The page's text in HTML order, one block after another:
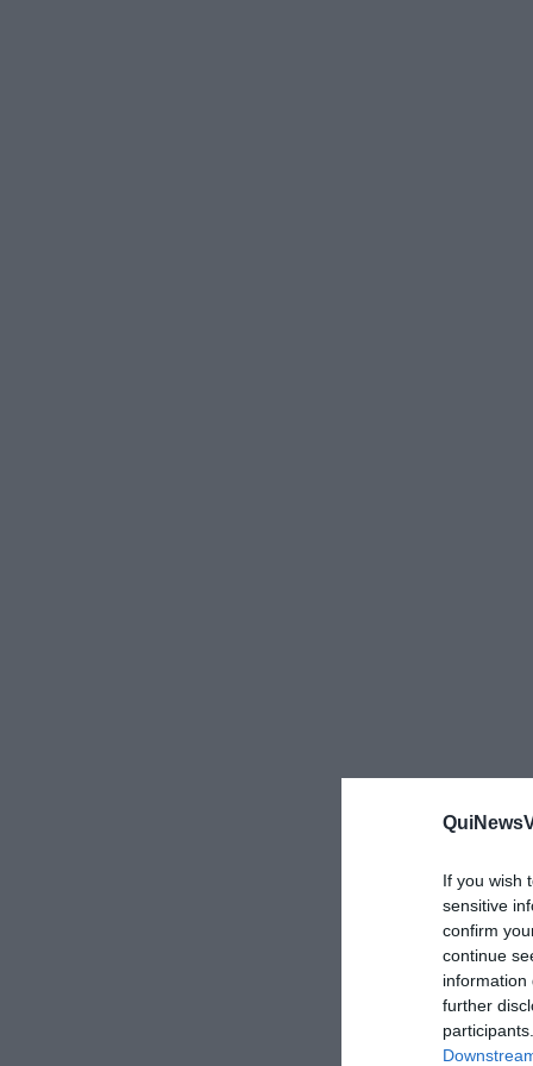
If you wish
sensitive
confirm
continue
information
further